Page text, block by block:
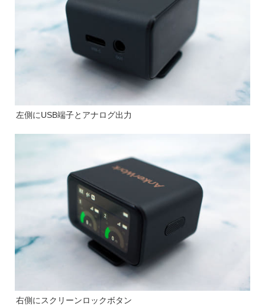
左側にUSB端子とアナログ出力
右側にスクリーンロックボタン